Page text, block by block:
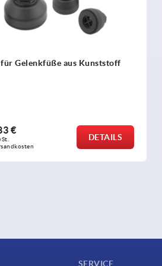
Gelenkfüße aus Kunststoff
€
DETAILS
SERVICE